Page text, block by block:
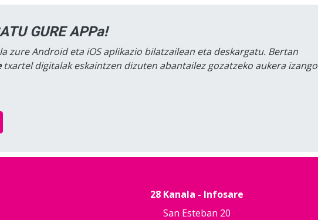
GURE APPa!
zure Android eta iOS aplikazio bilatzailean eta deskargatu. Bertan
txartel digitalak eskaintzen dizuten abantailez gozatzeko aukera izango
28 Kanala - Infosare
San Esteban 20